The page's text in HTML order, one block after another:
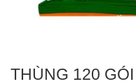
THÙNG 120